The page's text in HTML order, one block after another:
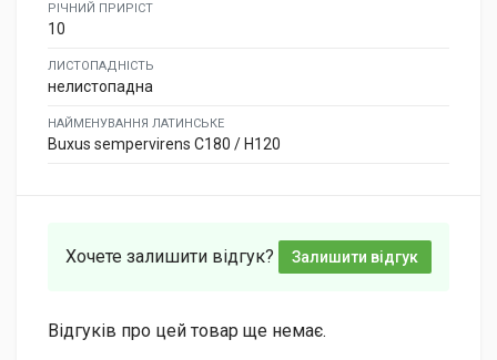
РІЧНИЙ ПРИРІСТ
10
ЛИСТОПАДНІСТЬ
нелистопадна
НАЙМЕНУВАННЯ ЛАТИНСЬКЕ
Buxus sempervirens C180 / H120
Хочете залишити відгук? Залишити відгук
Відгуків про цей товар ще немає.